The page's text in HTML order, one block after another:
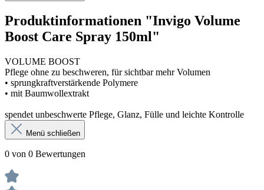
Produktinformationen "Invigo Volume
Boost Care Spray 150ml"
VOLUME BOOST
Pflege ohne zu beschweren, für sichtbar mehr Volumen
• sprungkraftverstärkende Polymere
• mit Baumwollextrakt
spendet unbeschwerte Pflege, Glanz, Fülle und leichte Kontrolle
Menü schließen
0 von 0 Bewertungen